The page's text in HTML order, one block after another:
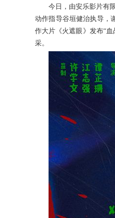
今日，由安乐影片有
动作指导谷垣健治执导，
作大片《火遮眼》发布“
采。